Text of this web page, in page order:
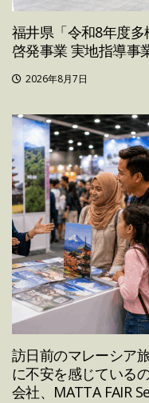
福井県「令和8年度
啓発事業 実地指導事
2026年8月7日
訪日前のマレーシア
に不安を感じている
会社、MATTA FAIR